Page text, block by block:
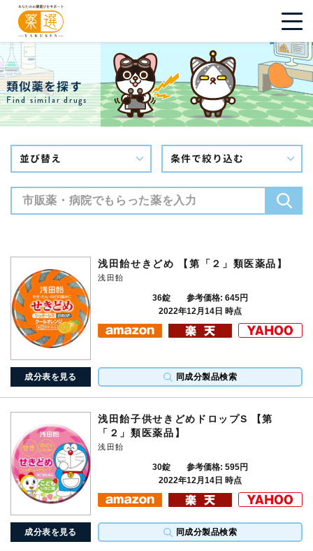
類似薬を探す
Find similar drugs
並び替え 条件で絞り込む
成分表を見る 同成分製品検索
浅田飴せきどめ 【第「２」類医薬品】
浅田飴
36錠
参考価格: 645円
2022年12月14日 時点
成分表を見る 同成分製品検索
浅田飴子供せきどめドロップS 【第
「２」類医薬品】
浅田飴
30錠
参考価格: 595円
2022年12月14日 時点